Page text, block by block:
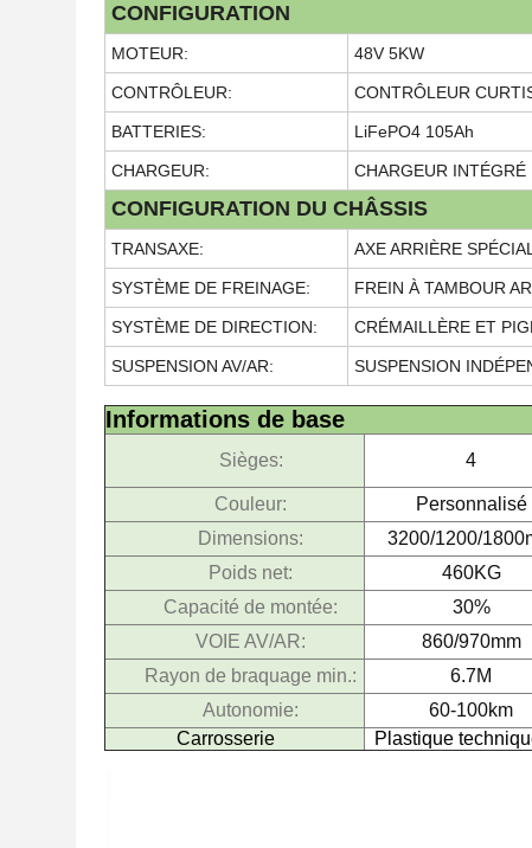
CONFIGURATION
MOTEUR: 48V 5KW
CONTRÔLEUR: CONTRÔLEUR
BATTERIES: LiFePO4 105Ah
CHARGEUR: CHARGEUR INTÉGRÉ
CONFIGURATION DU CHÂSSIS
TRANSAXE: AXE ARRIÈRE
SYSTÈME DE FREINAGE: FREIN À TAMBOUR
SYSTÈME DE DIRECTION: CRÉMAILLÈRE ET
SUSPENSION AV/AR: SUSPENSION
Informations de base
Sièges: 4
Couleur:
Personnalisé
Dimensions:
3200/1200/
Poids net:
460KG
Capacité de montée:
30%
VOIE AV/AR:
860/970mm
Rayon de braquage min.:
6.7M
Autonomie:
60-100km
Carrosserie
Plastique